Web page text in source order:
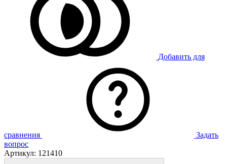
Добавить для
сравнения
Задать
вопрос
Артикул: 121410